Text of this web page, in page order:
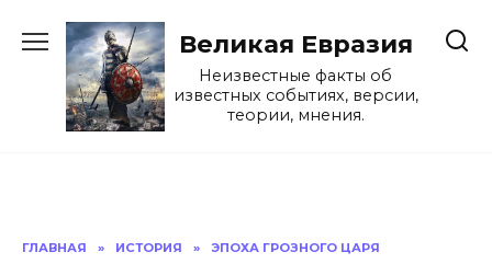
содержанию
Великая Евразия
Неизвестные факты об
известных событиях, версии,
теории, мнения.
ГЛАВНАЯ » ИСТОРИЯ » ЭПОХА ГРОЗНОГО ЦАРЯ